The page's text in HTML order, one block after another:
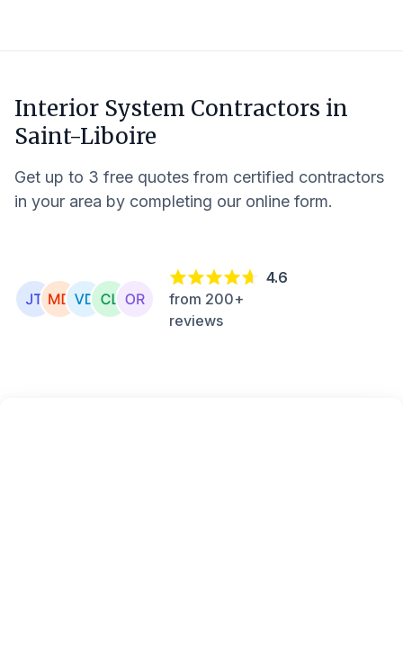
Interior System Contractors in
Saint-Liboire
Get up to 3 free quotes from certified contractors
in your area by completing our online form.
4.6
from 200+
reviews